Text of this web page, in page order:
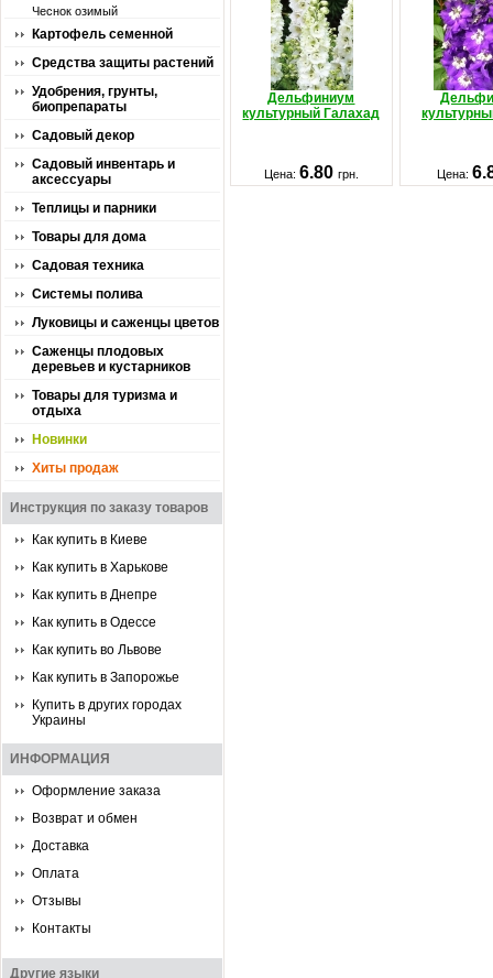
Чеснок озимый
Картофель семенной
Средства защиты растений
Удобрения, грунты,
биопрепараты
Садовый декор
Садовый инвентарь и
аксессуары
Теплицы и парники
Товары для дома
Садовая техника
Системы полива
Луковицы и саженцы цветов
Саженцы плодовых
деревьев и кустарников
Товары для туризма и
отдыха
Новинки
Хиты продаж
Инструкция по заказу товаров
Как купить в Киеве
Как купить в Харькове
Как купить в Днепре
Как купить в Одессе
Как купить во Львове
Как купить в Запорожье
Купить в других городах
Украины
ИНФОРМАЦИЯ
Оформление заказа
Возврат и обмен
Доставка
Оплата
Отзывы
Контакты
Другие языки
Дельфиниум
культурный Галахад
Цена: 6.80 грн. Цена: